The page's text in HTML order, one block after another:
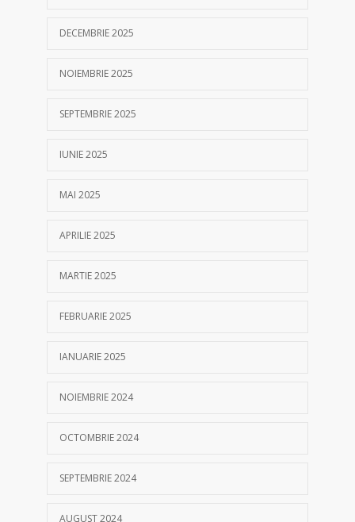
DECEMBRIE 2025
NOIEMBRIE 2025
SEPTEMBRIE 2025
IUNIE 2025
MAI 2025
APRILIE 2025
MARTIE 2025
FEBRUARIE 2025
IANUARIE 2025
NOIEMBRIE 2024
OCTOMBRIE 2024
SEPTEMBRIE 2024
AUGUST 2024